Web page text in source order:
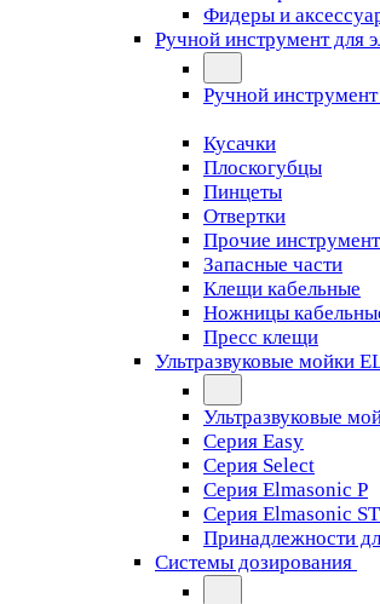
Фидеры и
Ручной инструмент для
Ручной
Кусачки
Плоскогубцы
Пинцеты
Отвертки
Прочие
Запасные части
Клещи кабельные
Ножницы
Пресс клещи
Ультразвуковые мойки
Ультразвуковые
Серия Easy
Серия Select
Серия Elmasonic P
Серия Elmasonic ST
Принадлежности
Системы дозирования